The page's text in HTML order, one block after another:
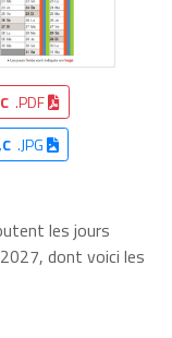
.PDF
.JPG
les jours
dont voici les